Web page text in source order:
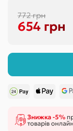
772 грн
654 грн
Знижка -5%
товарів онлайн